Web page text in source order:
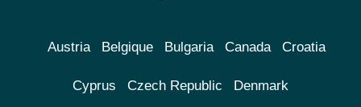
Austria Belgique Bulgaria Canada Croatia
Cyprus Czech Republic Denmark